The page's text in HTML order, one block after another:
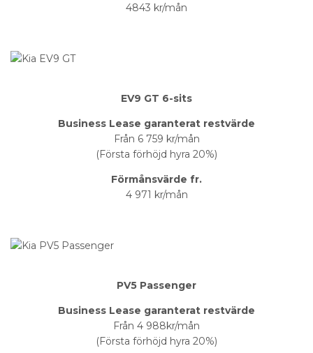
4843 kr/mån
EV9 GT 6-sits
Business Lease garanterat restvärde
Från 6 759 kr/mån
(Första förhöjd hyra 20%)
Förmånsvärde fr.
4 971 kr/mån
PV5 Passenger
Business Lease garanterat restvärde
Från 4 988kr/mån
(Första förhöjd hyra 20%)